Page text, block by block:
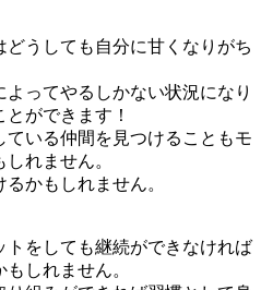
うしても自分に甘くなりがち
ってやるしかない状況になり
ができます！
ている仲間を見つけることもモ
れません。
かもしれません。
をしても継続ができなければ
しれません。